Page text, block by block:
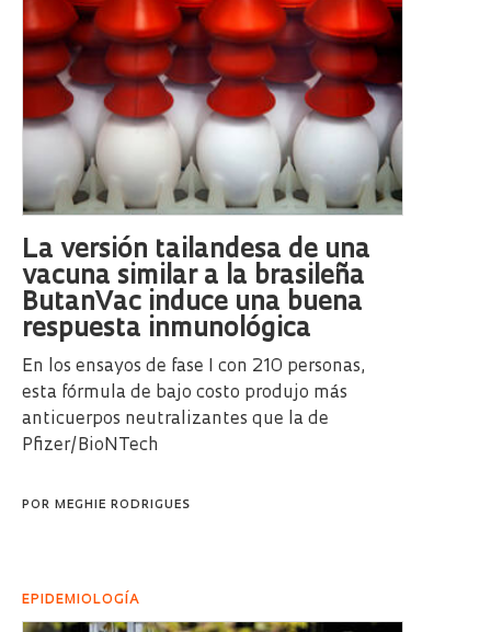
La versión tailandesa de una
vacuna similar a la brasileña
ButanVac induce una buena
respuesta inmunológica
En los ensayos de fase I con 210 personas,
esta fórmula de bajo costo produjo más
anticuerpos neutralizantes que la de
Pfizer/BioNTech
POR MEGHIE RODRIGUES
EPIDEMIOLOGÍA